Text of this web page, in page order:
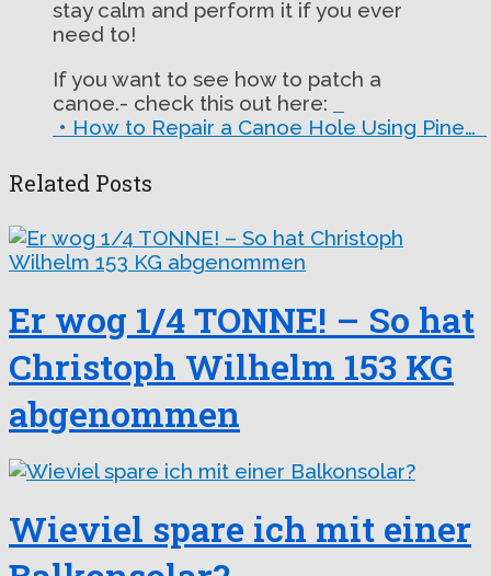
stay calm and perform it if you ever
need to!
If you want to see how to patch a
canoe.- check this out here:
• How to Repair a Canoe Hole Using Pine…
Related Posts
Er wog 1/4 TONNE! – So hat
Christoph Wilhelm 153 KG
abgenommen
Wieviel spare ich mit einer